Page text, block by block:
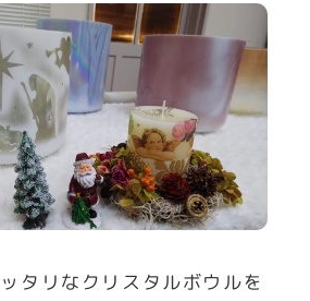
タリなクリスタルボウルを